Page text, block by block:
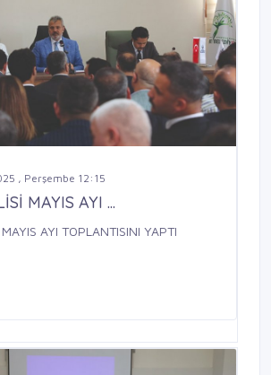
, Perşembe 12:15
MAYIS AYI ...
AYI TOPLANTISINI YAPTI